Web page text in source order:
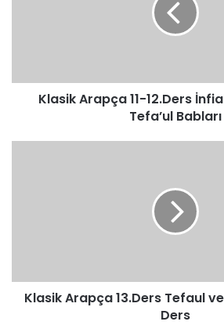
Tefa’ul
BablarıKlasik Arapça 11-12.Ders
Tefa’ul Babları
Ders
Klasik Arapça 13.Ders Tefaul
Ders